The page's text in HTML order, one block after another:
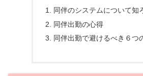
同伴のシステムについて知
同伴出勤の心得
同伴出勤で避けるべき６つ